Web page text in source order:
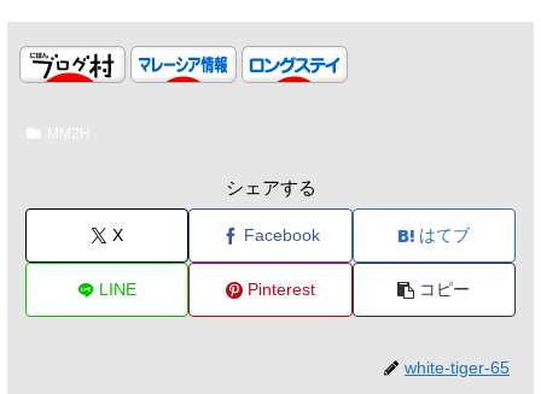
MM2H
シェアする
X Facebook はてブ
LINE Pinterest コピー
white-tiger-65